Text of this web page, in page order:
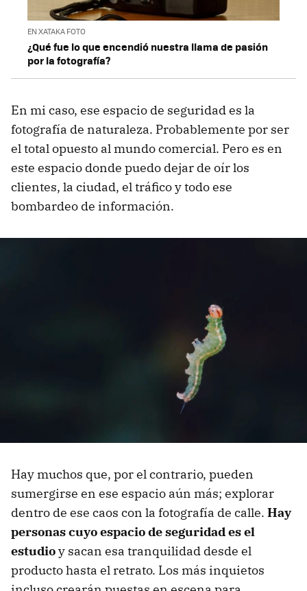
EN XATAKA FOTO
¿Qué fue lo que encendió nuestra llama de pasión
por la fotografía?
En mi caso, ese espacio de seguridad es la
fotografía de naturaleza. Probablemente por ser
el total opuesto al mundo comercial. Pero es en
este espacio donde puedo dejar de oír los
clientes, la ciudad, el tráfico y todo ese
bombardeo de información.
Hay muchos que, por el contrario, pueden
sumergirse en ese espacio aún más; explorar
dentro de ese caos con la fotografía de calle. Hay
personas cuyo espacio de seguridad es el
estudioy sacan esa tranquilidad desde el
producto hasta el retrato. Los más inquietos